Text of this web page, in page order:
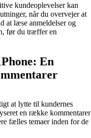
kundeoplevelser kan
når du overvejer at
at læse anmeldelser og
før du træffer en
En
at lytte til kundernes
en række kommentarer
fælles temaer inden for de